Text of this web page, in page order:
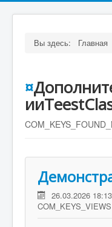
Вы здесь: Главная
¤
26.03.2026 18:13
COM_KEYS_VIEWS